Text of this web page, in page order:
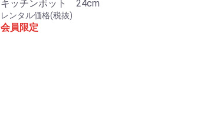
キッチンポット 24cm
レンタル価格(税抜)
会員限定